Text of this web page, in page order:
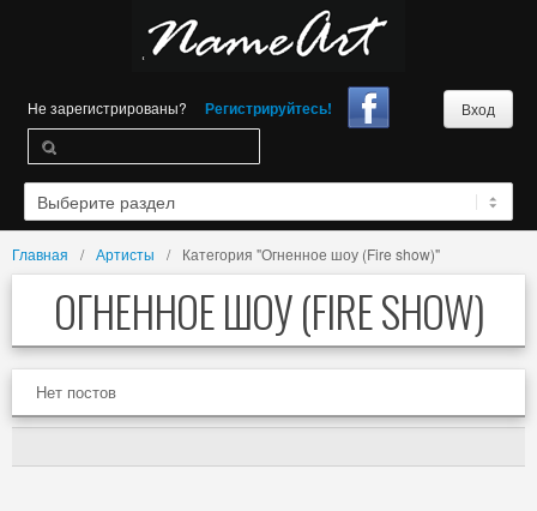
Не зарегистрированы? Регистрируйтесь! Вход
Главная Артисты Категория "Огненное шоу (Fire show)"
ОГНЕННОЕ ШОУ (FIRE SHOW)
Нет постов